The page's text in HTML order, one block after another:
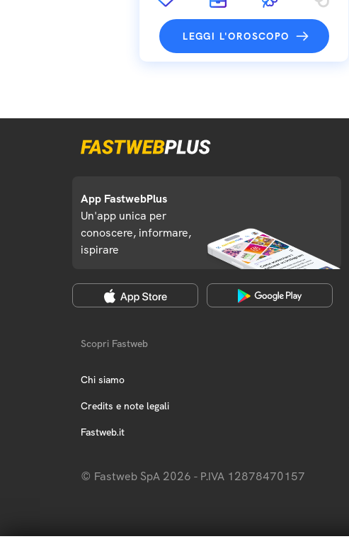
LEGGI L'OROSCOPO
App FastwebPlus
Un'app unica per
conoscere, informare,
ispirare
Scopri Fastweb
Chi siamo
Credits e note legali
Fastweb.it
© Fastweb SpA 2026 - P.IVA 12878470157